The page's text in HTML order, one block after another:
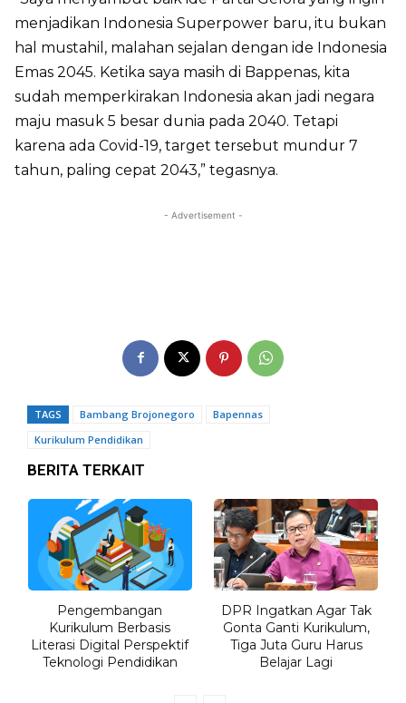
menjadikan Indonesia Superpower baru, itu bukan
hal mustahil, malahan sejalan dengan ide Indonesia
Emas 2045. Ketika saya masih di Bappenas, kita
sudah memperkirakan Indonesia akan jadi negara
maju masuk 5 besar dunia pada 2040. Tetapi
karena ada Covid-19, target tersebut mundur 7
tahun, paling cepat 2043,” tegasnya.
- Advertisement -
TAGS Bambang Brojonegoro
Bapennas
Kurikulum Pendidikan
BERITA TERKAIT
Pengembangan
Kurikulum Berbasis
Literasi Digital Perspektif
Teknologi Pendidikan
DPR Ingatkan Agar Tak
Gonta Ganti Kurikulum,
Tiga Juta Guru Harus
Belajar Lagi